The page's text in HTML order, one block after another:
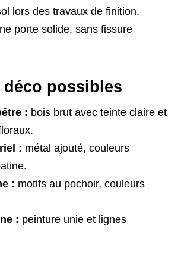
lors des travaux de finition.
porte solide, sans fissure
déco possibles
: bois brut avec teinte claire et
: métal ajouté, couleurs
: motifs au pochoir, couleurs
: peinture unie et lignes